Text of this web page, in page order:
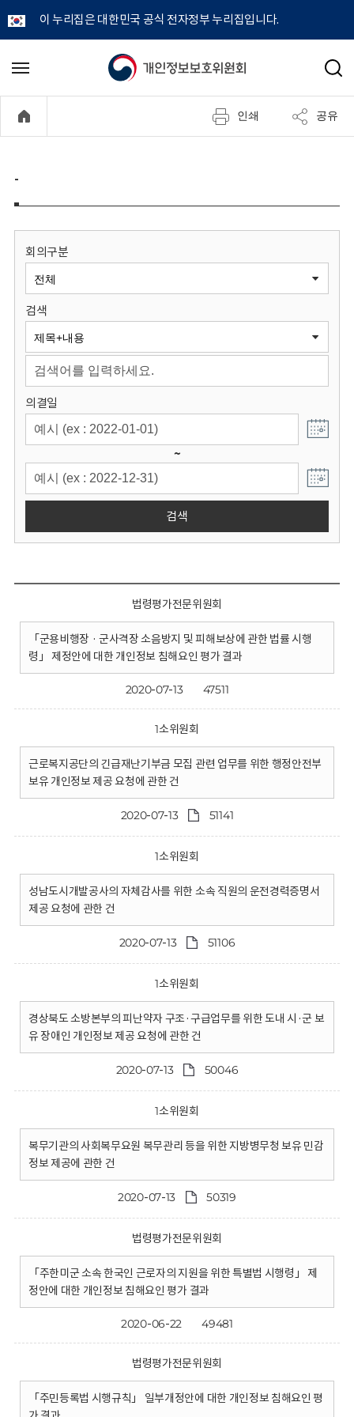
이 누리집은 대한민국 공식 전자정부 누리집입니다.
개
정
보
원
회
메
기
검
인쇄 공유
-
회의구분
검색
의결일
~
검색
법령평가전문위원회
「군용비행장 · 군사격장 소음방지 및 피해보상에 관한 법률 시행
령」 제정안에 대한 개인정보 침해요인 평가 결과
2020-07-13 47511
1소위원회
근로복지공단의 긴급재난기부금 모집 관련 업무를 위한 행정안전부
보유 개인정보 제공 요청에 관한 건
2020-07-13 51141
1소위원회
성남도시개발공사의 자체감사를 위한 소속 직원의 운전경력증명서
제공 요청에 관한 건
2020-07-13 51106
1소위원회
경상북도 소방본부의 피난약자 구조·구급업무를 위한 도내 시·군 보
유 장애인 개인정보 제공 요청에 관한 건
2020-07-13 50046
1소위원회
복무기관의 사회복무요원 복무관리 등을 위한 지방병무청 보유 민감
정보 제공에 관한 건
2020-07-13 50319
법령평가전문위원회
「주한미군 소속 한국인 근로자의 지원을 위한 특별법 시행령」 제
정안에 대한 개인정보 침해요인 평가 결과
2020-06-22 49481
법령평가전문위원회
「주민등록법 시행규칙」 일부개정안에 대한 개인정보 침해요인 평